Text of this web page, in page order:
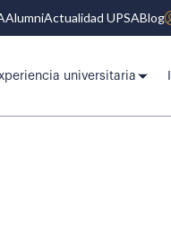
AlumniActualidad UPSABlog
universitaria